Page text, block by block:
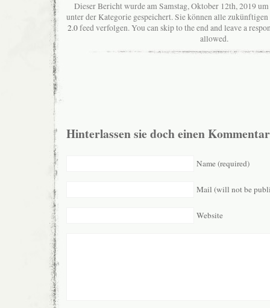
Dieser Bericht wurde am Samstag, Oktober 12th, 2019
unter der Kategorie gespeichert. Sie können alle
2.0feed verfolgen. You can skip to the end and leave a
allowed.
Hinterlassen sie doch einen
Name (required)
Mail (will not be
Website